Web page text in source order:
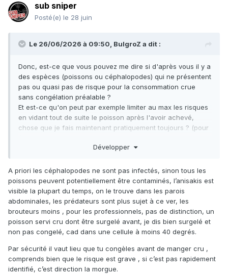
sub sniper
Posté(e) le 28 juin
Le 26/06/2026 à 09:50, BulgroZ a dit :
Donc, est-ce que vous pouvez me dire si d'après vous il y a
des espèces (poissons ou céphalopodes) qui ne présentent
pas ou quasi pas de risque pour la consommation crue
sans congélation préalable ?
Et est-ce qu'on peut par exemple limiter au max les risques
en vidant tout de suite le poisson après l'avoir achevé,
chose que je fais maintenant pratiquement toujours ? (pour
filets permet de vérifier l'absence de parasites ?
Développer
A priori les céphalopodes ne sont pas infectés, sinon tous les
poissons peuvent potentiellement être contaminés, l’anisakis est
visible la plupart du temps, on le trouve dans les parois
abdominales, les prédateurs sont plus sujet à ce ver, les
brouteurs moins , pour les professionnels, pas de distinction, un
poisson servi cru dont être surgelé avant, je dis bien surgelé et
non pas congelé, cad dans une cellule à moins 40 degrés.
Par sécurité il vaut lieu que tu congèles avant de manger cru ,
comprends bien que le risque est grave , si c’est pas rapidement
identifié, c’est direction la morgue.